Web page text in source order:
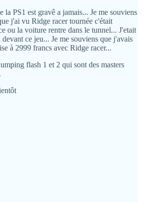
la PS1 est gravê a jamais... Je me souviens
j'ai vu Ridge racer tournée c'était
ou la voiture rentre dans le tunnel... J'etait
ce jeu... Je me souviens que j'avais
à 2999 francs avec Ridge racer...
flash 1 et 2 qui sont des masters